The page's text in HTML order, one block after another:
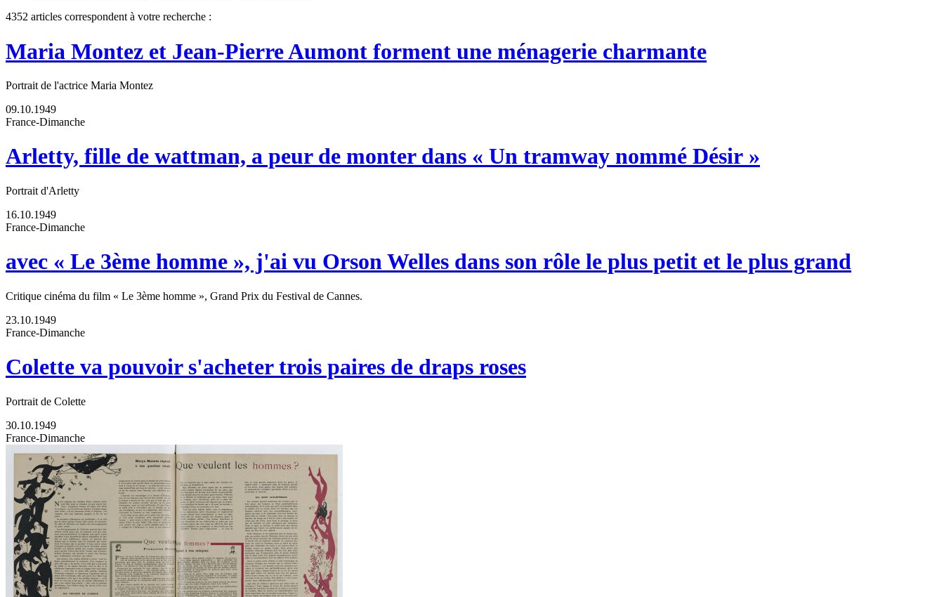
4352 articles correspondent à votre recherche :
Maria Montez et Jean-Pierre Aumont forment une ménagerie charmante
Portrait de l'actrice Maria Montez
09.10.1949
France-Dimanche
Arletty, fille de wattman, a peur de monter dans « Un tramway nommé Désir »
Portrait d'Arletty
16.10.1949
France-Dimanche
avec « Le 3ème homme », j'ai vu Orson Welles dans son rôle le plus petit et le plus grand
Critique cinéma du film « Le 3ème homme », Grand Prix du Festival de Cannes.
23.10.1949
France-Dimanche
Colette va pouvoir s'acheter trois paires de draps roses
Portrait de Colette
30.10.1949
France-Dimanche